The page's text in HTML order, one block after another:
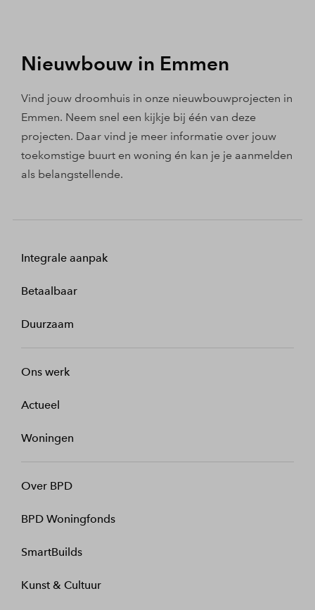
Nieuwbouw in Emmen
Vind jouw droomhuis in onze nieuwbouwprojecten in
Emmen. Neem snel een kijkje bij één van deze
projecten. Daar vind je meer informatie over jouw
toekomstige buurt en woning én kan je je aanmelden
als belangstellende.
Integrale aanpak
Betaalbaar
Duurzaam
Ons werk
Actueel
Woningen
Over BPD
BPD Woningfonds
SmartBuilds
Kunst & Cultuur